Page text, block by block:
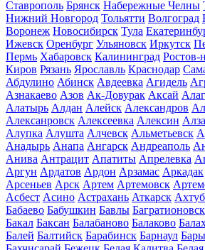
Ставрополь Брянск Набережные Челны
Нижний Новгород Тольятти Волгоград
Воронеж Новосибирск Тула
Ижевск Оренбург Ульяновск Иркутск
Пермь Хабаровск Калининград Ростов-
Киров Рязань Ярославль Краснодар
Абдулино Абинск Авдеевка Агидель
Азнакаево Азов Ак-Довурак Аксай
Алатырь Алдан Алейск Александров
Алексанровск Алексеевка Алексин
Алупка Алушта Алчевск Альметьевск
Анадырь Анапа Ангарск Андреаполь
Анива Антрацит Апатиты Апрелевка
Аргун Ардатов Ардон Арзамас Аркадак
Арсеньев Арск Артем Артемовск
Асбест Асино Астрахань Аткарск
Бабаево Бабушкин Бавлы Багратионовск
Бакал Баксан Балабаново Балаково
Балей Балтийск Барабинск Барнаул